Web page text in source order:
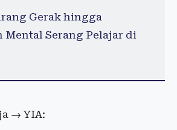
Gerak hingga
Mental Serang Pelajar di
→ YIA: